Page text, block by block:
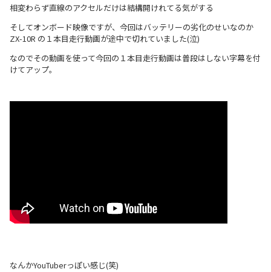
相変わらず直線のアクセルだけは結構開けれてる気がする
そしてオンボード映像ですが、今回はバッテリーの劣化のせいなのか
ZX-10R の１本目走行動画が途中で切れていました(泣)
なのでその動画を使って今回の１本目走行動画は普段はしない字幕を付
けてアップ。
なんかYouTuberっぽい感じ(笑)